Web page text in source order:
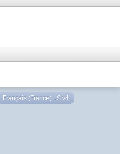
Français (France) LS v4